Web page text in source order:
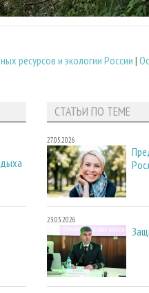
ресурсов и экологии России |
СТАТЬИ ПО ТЕМЕ
27.05.2026
23.03.2026